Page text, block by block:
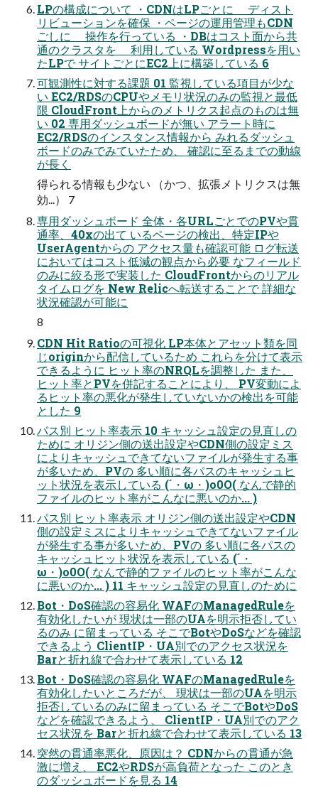
LPの構成について ・CDNはLPごとに ディスト
リビューションを確保 ・ページの運用管理もCDN
ごしに 操作を行っている ・DBはコスト面から共
通のクラスタを 利用している Wordpressを用い
たLPで サイトごとにEC2上に構築している 6
可観測性に対する課題 01 監視している項目が少な
い EC2/RDSのCPUやメモリ状況のみの監視と最低
限 CloudFront上からのメトリクス起点のものは無
い 02 専用ダッシュボードが無い アラート時に
EC2/RDSのインスタンス情報から みれるダッシュ
ボードのみでみていたため、 確認に至るまでの動線
が長く
得られる情報も少ない （かつ、拡張メトリクスは無
効...） 7
専用ダッシュボード 全体・各URLごとでのPVや貫
通率、40xの出て いるページの検出、特定IPや
UserAgentからの アクセス量も確認可能 ログ転送
においてはコスト低減の観点から必要 なフィールド
のみに絞る形で実装した CloudFrontからのリアル
タイムログを New Relicへ転送することで 詳細な
状況確認が可能に
8
CDN Hit Ratioの可視化 LP本体とアセット類を同
じoriginから配信しているため これらを分けて表示
できるように ヒット率のNRQLを調整した また、
ヒット率とPVを併記することにより、 PV変動によ
るヒット率の悪化が発生していないかの検出を可能
とした 9
パス別 ヒット率表示 10 キャッシュ設定の見直しの
ために オリジン側の送出設定やCDN側の設定ミス
によりキャッシュできてないファイルが発生する事
が多いため、PVの 多い順に各パスのキャッシュヒ
ット状況を表示している (´・ω・)o0O( なんで静的
ファイルのヒット率がこんなに悪いのか... )
パス別 ヒット率表示 オリジン側の送出設定やCDN
側の設定ミスによりキャッシュできてないファイル
が発生する事が多いため、PVの 多い順に各パスの
キャッシュヒット状況を表示している (´・
ω・)o0O( なんで静的ファイルのヒット率がこんな
に悪いのか... ) 11 キャッシュ設定の見直しのために
Bot・DoS確認の容易化 WAFのManagedRuleを
有効化したいが 現状は一部のUAを明示拒否してい
るのみ に留まっている そこでBotやDoSなどを確認
できるよう ClientIP・UA別でのアクセス状況を
Barと折れ線で合わせて表示している 12
Bot・DoS確認の容易化 WAFのManagedRuleを
有効化したいところだが、 現状は一部のUAを明示
拒否しているのみに留まっている そこでBotやDoS
などを確認できるよう、 ClientIP・UA別でのアク
セス状況を Barと折れ線で合わせて表示している 13
突然の貫通率悪化、原因は？ CDNからの貫通が急
激に増え、 EC2やRDSが高負荷となった このとき
のダッシュボードを見る 14